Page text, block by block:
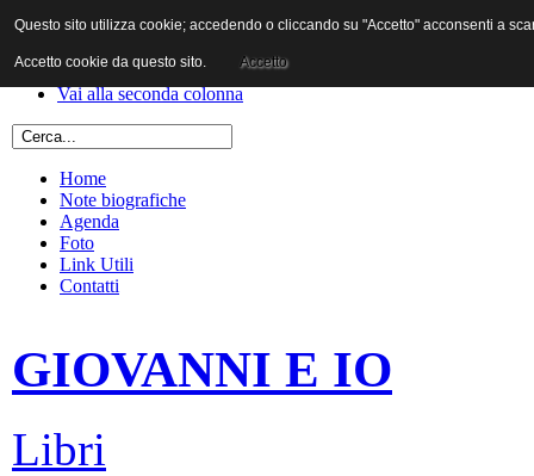
Vai al contenuto
Vai alla prima colonna
Vai alla seconda colonna
Home
Note biografiche
Agenda
Foto
Link Utili
Contatti
GIOVANNI E IO
Libri
Questo sito utilizza cookie; accedendo o cliccando su "Accetto" acconsenti a
Accetto cookie da questo sito. Accetto